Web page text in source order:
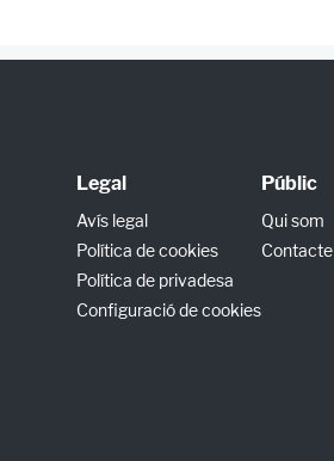
Legal
Avís legal
Política de cookies
Política de privadesa
Configuració de cookies
Públic
Qui som
Contacte